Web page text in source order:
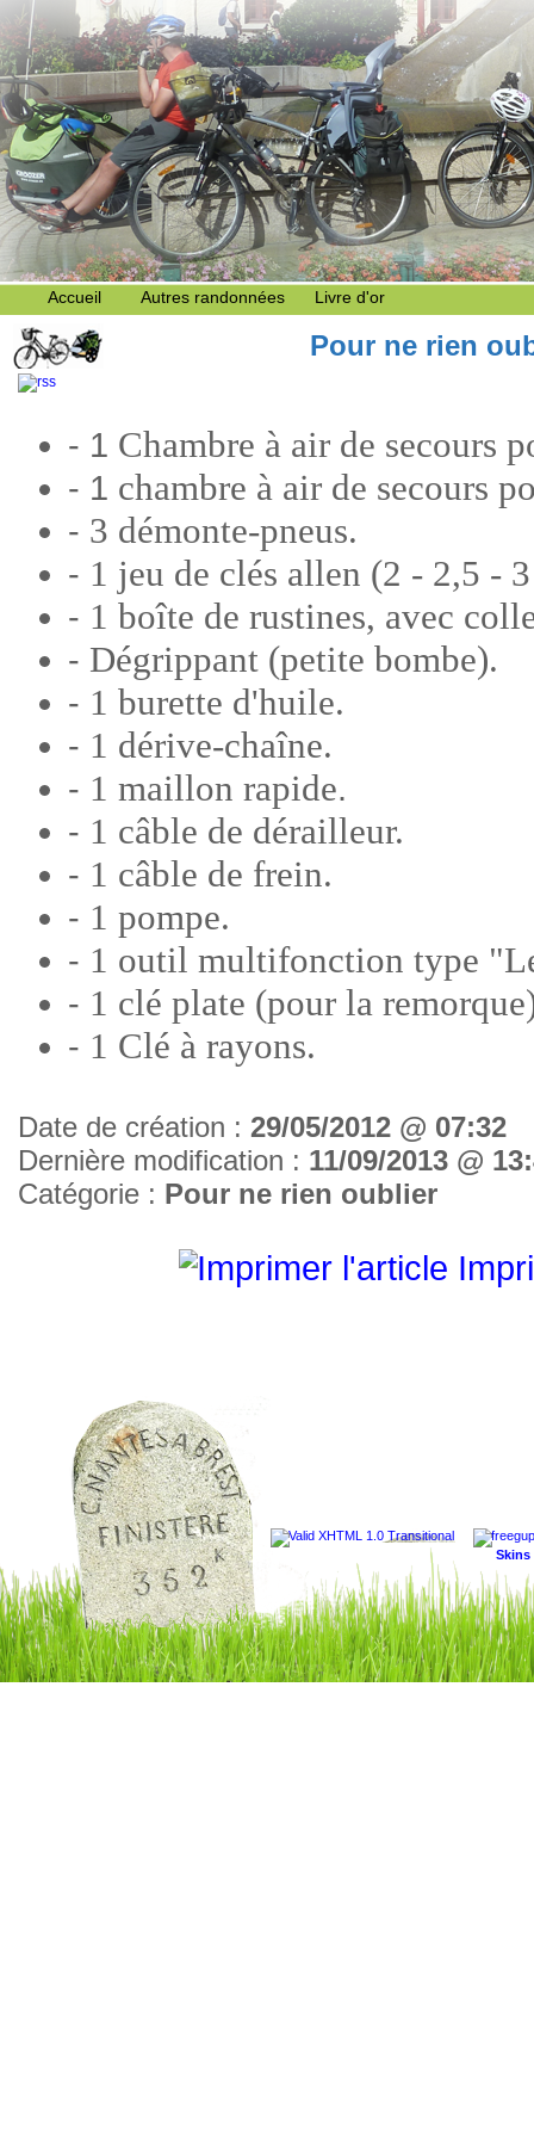
Accueil Autres randonnées Livre d'or
Pour ne rien
- 1 Chambre à air de secours
- 1 chambre à air de secours
- 3 démonte-pneus.
- 1 jeu de clés allen (2 - 2,5 -
- 1 boîte de rustines, avec
- Dégrippant (petite bombe).
- 1 burette d'huile.
- 1 dérive-chaîne.
- 1 maillon rapide.
- 1 câble de dérailleur.
- 1 câble de frein.
- 1 pompe.
- 1 outil multifonction type
- 1 clé plate (pour la
- 1 Clé à rayons.
Date de création : 29/05/2012 @ 07:32
Dernière modification : 11/09/2013 @
Catégorie : Pour ne rien oublier
Skins